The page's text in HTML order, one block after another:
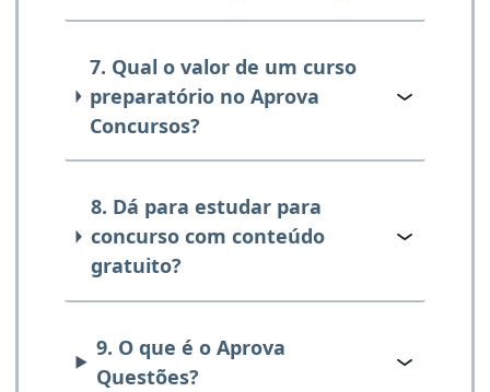
7. Qual o valor de um curso
preparatório no Aprova
Concursos?
8. Dá para estudar para
concurso com conteúdo
gratuito?
9. O que é o Aprova
Questões?